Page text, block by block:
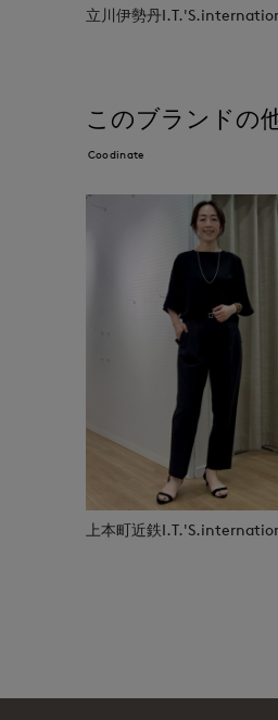
立川伊勢丹
このブランドの
Coodinate
上本町近鉄